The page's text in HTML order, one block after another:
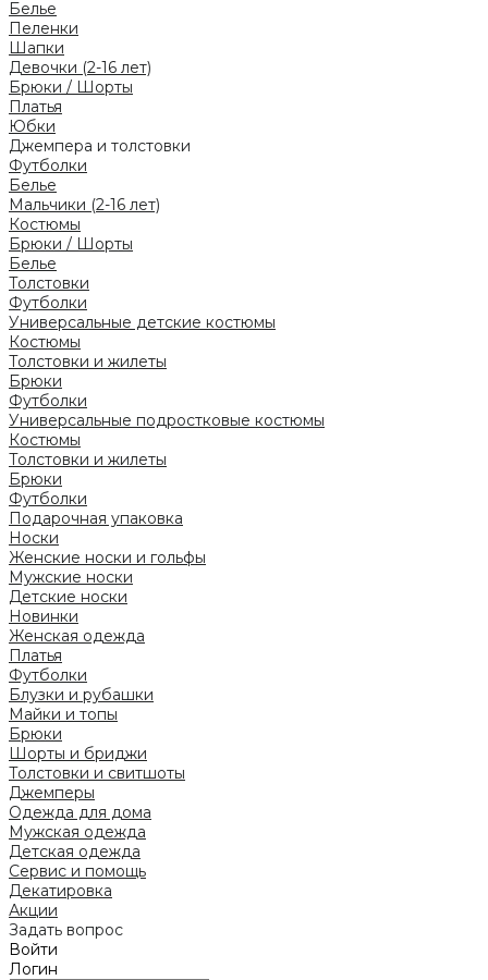
Белье
Пеленки
Шапки
Девочки (2-16 лет)
Брюки / Шорты
Платья
Юбки
Джемпера и толстовки
Футболки
Белье
Мальчики (2-16 лет)
Костюмы
Брюки / Шорты
Белье
Толстовки
Футболки
Универсальные детские костюмы
Костюмы
Толстовки и жилеты
Брюки
Футболки
Универсальные подростковые костюмы
Костюмы
Толстовки и жилеты
Брюки
Футболки
Подарочная упаковка
Носки
Женские носки и гольфы
Мужские носки
Детские носки
Новинки
Женская одежда
Платья
Футболки
Блузки и рубашки
Майки и топы
Брюки
Шорты и бриджи
Толстовки и свитшоты
Джемперы
Одежда для дома
Мужская одежда
Детская одежда
Сервис и помощь
Декатировка
Акции
Задать вопрос
Войти
Логин